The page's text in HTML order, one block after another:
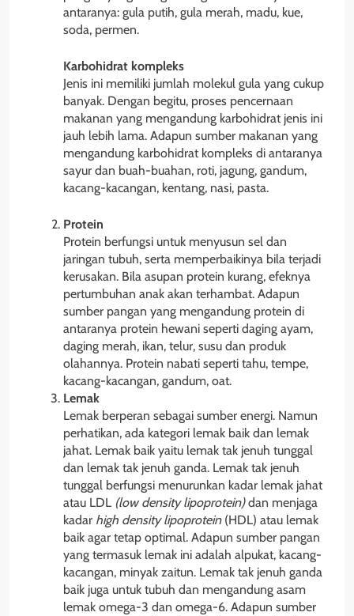
antaranya: gula putih, gula merah, madu, kue,
soda, permen.
Karbohidrat kompleks
Jenis ini memiliki jumlah molekul gula yang cukup
banyak. Dengan begitu, proses pencernaan
makanan yang mengandung karbohidrat jenis ini
jauh lebih lama. Adapun sumber makanan yang
mengandung karbohidrat kompleks di antaranya
sayur dan buah-buahan, roti, jagung, gandum,
kacang-kacangan, kentang, nasi, pasta.
Protein
Protein berfungsi untuk menyusun sel dan
jaringan tubuh, serta memperbaikinya bila terjadi
kerusakan. Bila asupan protein kurang, efeknya
pertumbuhan anak akan terhambat. Adapun
sumber pangan yang mengandung protein di
antaranya protein hewani seperti daging ayam,
daging merah, ikan, telur, susu dan produk
olahannya. Protein nabati seperti tahu, tempe,
kacang-kacangan, gandum, oat.
Lemak
Lemak berperan sebagai sumber energi. Namun
perhatikan, ada kategori lemak baik dan lemak
jahat. Lemak baik yaitu lemak tak jenuh tunggal
dan lemak tak jenuh ganda. Lemak tak jenuh
tunggal berfungsi menurunkan kadar lemak jahat
atau LDL (low density lipoprotein)dan menjaga
kadar high density lipoprotein(HDL) atau lemak
baik agar tetap optimal. Adapun sumber pangan
yang termasuk lemak ini adalah alpukat, kacang-
kacangan, minyak zaitun. Lemak tak jenuh ganda
baik juga untuk tubuh dan mengandung asam
lemak omega-3 dan omega-6. Adapun sumber